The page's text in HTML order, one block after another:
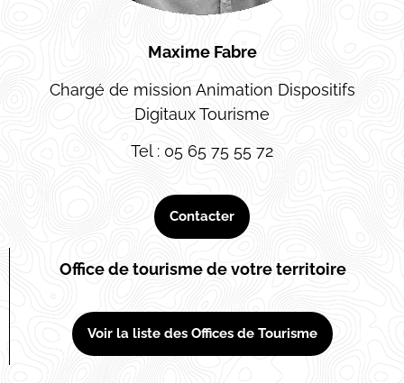
Maxime Fabre
Chargé de mission Animation Dispositifs
Digitaux Tourisme
Tel : 05 65 75 55 72
Contacter
Office de tourisme de votre territoire
Voir la liste des Offices de Tourisme